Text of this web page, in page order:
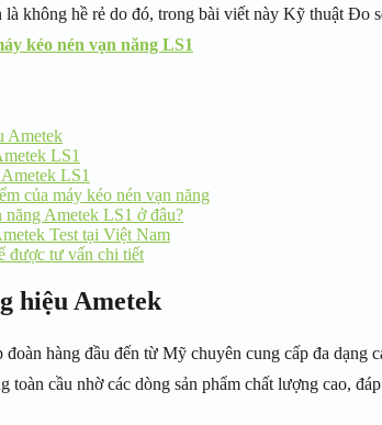
không hề rẻ do đó, trong bài viết này Kỹ thuật
kéo nén vạn năng LS1
Ametek
LS1
LS1
của máy kéo nén vạn năng
Ametek LS1 ở đâu?
Test tại Việt Nam
được tư vấn chi tiết
hiệu Ametek
hàng đầu đến từ Mỹ chuyên cung cấp đa
toàn cầu nhờ các dòng sản phẩm chất lượng cao,